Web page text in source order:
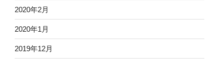
2020年2月
2020年1月
2019年12月